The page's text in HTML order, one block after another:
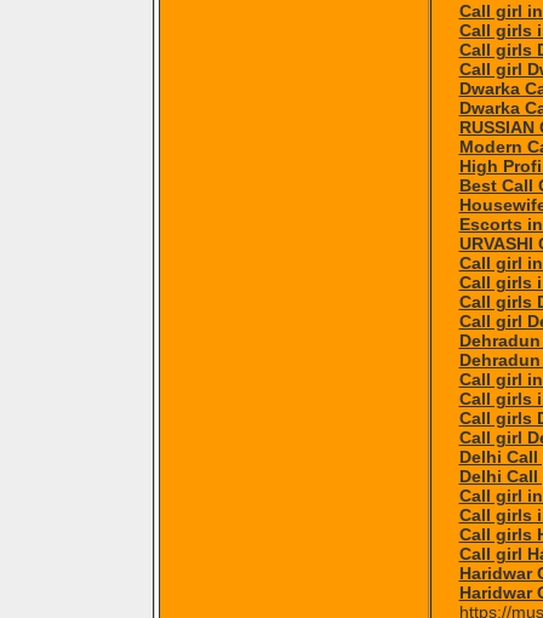
Call girl
Call girls
Call girls
Call girl
Dwarka
Dwarka
RUSSIAN
Modern
High
Best Call
Escorts
URVASHI
Call girl
Call girls
Call girls
Call girl
Call girl
Call girls
Call girls
Call girl
Delhi Call
Delhi
Call girl
Call girls
Call girls
Call girl
Haridwar
Haridwar
https://